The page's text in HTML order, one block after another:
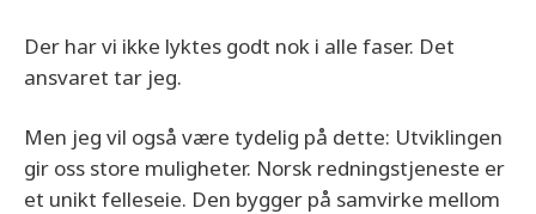
Der har vi ikke lyktes godt nok i alle faser. Det
ansvaret tar jeg.
Men jeg vil også være tydelig på dette: Utviklingen
gir oss store muligheter. Norsk redningstjeneste er
et unikt felleseie. Den bygger på samvirke mellom